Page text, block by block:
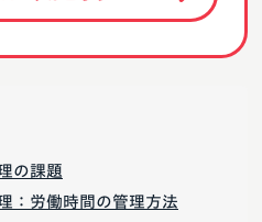
の課題
：労働時間の管理方法